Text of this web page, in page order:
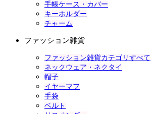
手帳ケース・カバー
キーホルダー
チャーム
ファッション雑貨
ファッション雑貨カテゴリすべて
ネックウェア・ネクタイ
帽子
イヤーマフ
手袋
ベルト